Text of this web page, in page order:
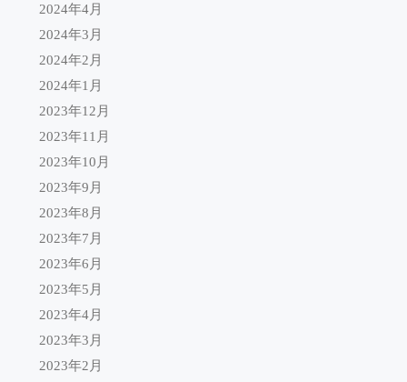
2024年4月
2024年3月
2024年2月
2024年1月
2023年12月
2023年11月
2023年10月
2023年9月
2023年8月
2023年7月
2023年6月
2023年5月
2023年4月
2023年3月
2023年2月